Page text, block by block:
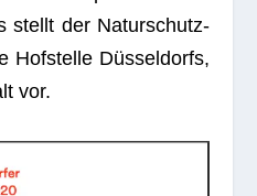
stellt der Natur­schutz­
Hof­stelle Düs­sel­dorfs,
vor.